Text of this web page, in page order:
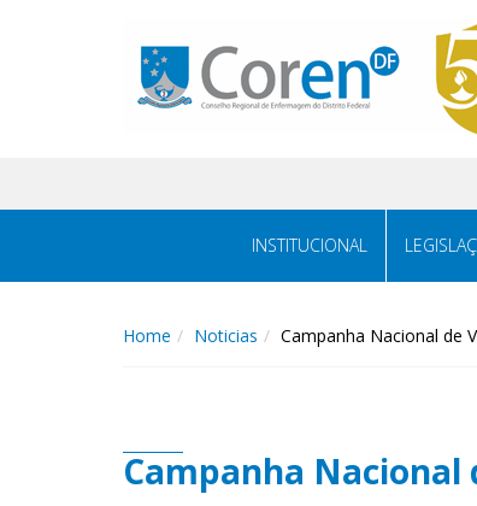
INSTITUCIONAL
Home Noticias Campanha Nacional de
Campanha